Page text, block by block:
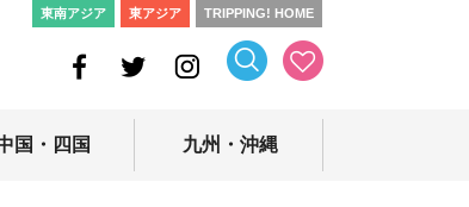
東南アジア 東アジア TRIPPING! HOME
国・四国 九州・沖縄